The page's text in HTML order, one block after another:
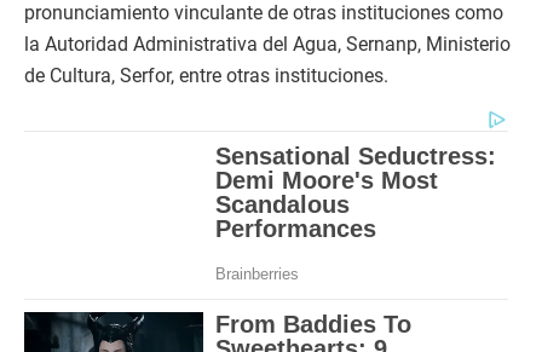
pronunciamiento vinculante de otras instituciones como
la Autoridad Administrativa del Agua, Sernanp, Ministerio
de Cultura, Serfor, entre otras instituciones.